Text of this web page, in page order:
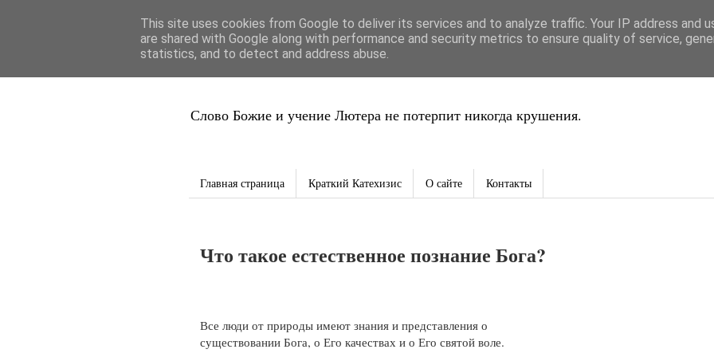
Благая Весть
Слово Божие и учение Лютера не потерпит никогда крушения.
Главная страница Краткий Катехизис О сайте Контакты
Что такое естественное познание Бога?
Все люди от природы имеют знания и представления о
существовании Бога, о Его качествах и о Его святой воле.
This site uses cookies from Google to deliver its services and to analyze traffic. Your IP address and
are shared with Google along with performance and security metrics to ensure quality of service,
statistics, and to detect and address abuse.